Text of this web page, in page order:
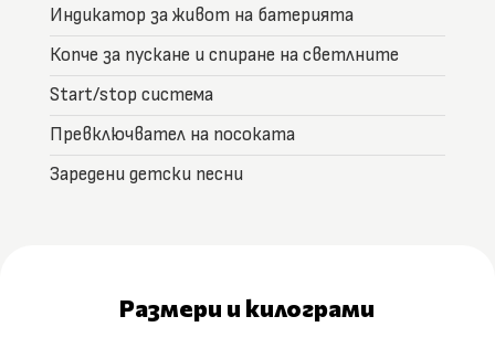
Индикатор за живот на батерията
Копче за пускане и спиране на светлните
Start/stop система
Превключвател на посоката
Заредени детски песни
Размери и килограми